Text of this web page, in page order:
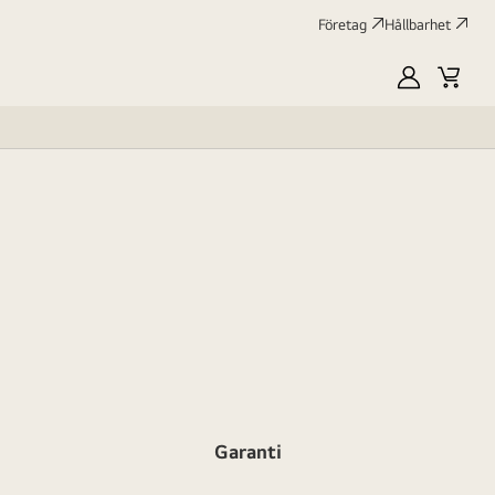
Företag Hållbarhet
MyLG
Garanti